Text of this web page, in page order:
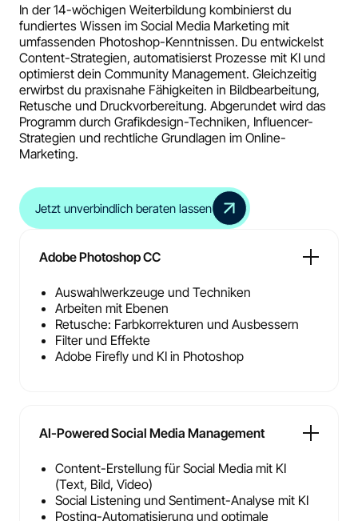
In der 14-wöchigen Weiterbildung kombinierst du
fundiertes Wissen im Social Media Marketing mit
umfassenden Photoshop-Kenntnissen. Du entwickelst
Content-Strategien, automatisierst Prozesse mit KI und
optimierst dein Community Management. Gleichzeitig
erwirbst du praxisnahe Fähigkeiten in Bildbearbeitung,
Retusche und Druckvorbereitung. Abgerundet wird das
Programm durch Grafikdesign-Techniken, Influencer-
Strategien und rechtliche Grundlagen im Online-
Marketing.
Jetzt unverbindlich beraten lassen
Adobe Photoshop CC
Auswahlwerkzeuge und Techniken
Arbeiten mit Ebenen
Retusche: Farbkorrekturen und Ausbessern
Filter und Effekte
Adobe Firefly und KI in Photoshop
AI-Powered Social Media Management
Content-Erstellung für Social Media mit KI
(Text, Bild, Video)
Social Listening und Sentiment-Analyse mit KI
Posting-Automatisierung und optimale